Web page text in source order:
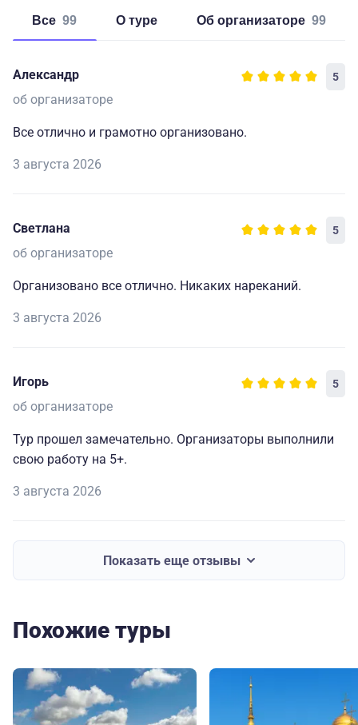
Все 99 о туре об организаторе 99
Александр 5
об организаторе
Все отлично и грамотно организовано.
3 августа 2026
Светлана 5
об организаторе
Организовано все отлично. Никаких нареканий.
3 августа 2026
Игорь 5
об организаторе
Тур прошел замечательно. Организаторы выполнили
свою работу на 5+.
3 августа 2026
Показать еще отзывы
Похожие туры